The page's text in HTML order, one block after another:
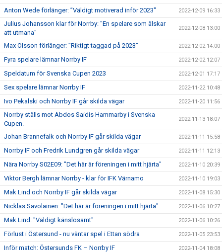
Anton Wede förlänger: ”Väldigt motiverad inför 2023" 2022-12-09 16:33
Julius Johansson klar för Norrby: "En spelare som älskar
att utmana"
2022-12-08 13:00
Max Olsson förlänger: ”Riktigt taggad på 2023” 2022-12-02 14:00
Fyra spelare lämnar Norrby IF 2022-12-02 12:07
Speldatum för Svenska Cupen 2023 2022-12-01 17:17
Sex spelare lämnar Norrby IF 2022-11-22 10:48
Ivo Pekalski och Norrby IF går skilda vägar 2022-11-20 11:56
Norrby ställs mot Abdos Saidis Hammarby i Svenska
Cupen.
2022-11-13 18:07
Johan Brannefalk och Norrby IF går skilda vägar 2022-11-11 15:58
Norrby IF och Fredrik Lundgren går skilda vägar 2022-11-11 12:13
Nära Norrby S02E09: "Det här är föreningen i mitt hjärta" 2022-11-10 20:39
Viktor Bergh lämnar Norrby - klar för IFK Värnamo 2022-11-10 19:03
Mak Lind och Norrby IF går skilda vägar 2022-11-08 15:30
Nicklas Savolainen: "Det här är föreningen i mitt hjärta" 2022-11-06 10:27
Mak Lind: "Väldigt känslosamt" 2022-11-06 10:26
Förlust i Östersund - nu väntar spel i Ettan södra 2022-11-05 23:53
Inför match: Östersunds FK – Norrby IF 2022-11-04 18:08